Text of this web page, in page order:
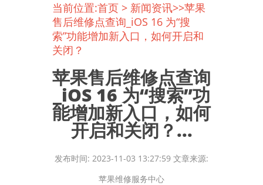
当前位置:首页 > 新闻资讯>>苹果
售后维修点查询_iOS 16 为“搜
索”功能增加新入口，如何开启和
关闭？
苹果售后维修点查询
_iOS 16 为“搜索”功
能增加新入口，如何
开启和关闭？...
发布时间: 2023-11-03 13:27:59 文章来源:
苹果维修服务中心